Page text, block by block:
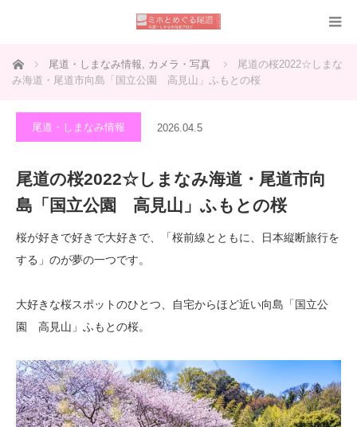
ホーム 尾道・しまなみ情報, カメラ・写真
尾道の桜2022☆しまな
み海道・尾道市向島「国立公園 高見山」ふもとの桜
尾道・しまなみ情報 2026.04.5
尾道の桜2022☆しまなみ海道・尾道市向
島「国立公園 高見山」ふもとの桜
桜が好きで好きで大好きで、「桜前線とともに、日本縦断旅行を
する」のが夢の一つです。
大好きな桜スポットのひとつ、自宅からほど近い向島「国立公
園 高見山」ふもとの桜。